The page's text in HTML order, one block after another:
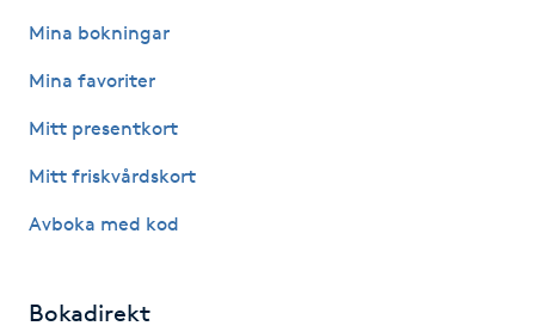
Kinesisk medicin
Kiropraktik
Mina bokningar
Mina favoriter
Mitt presentkort
Mitt friskvårdskort
Avboka med kod
Bokadirekt